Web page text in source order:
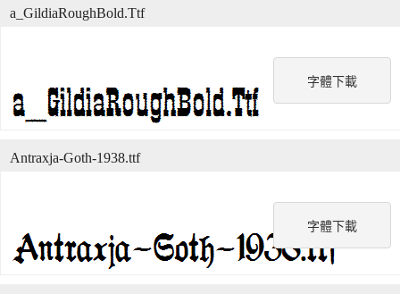
字體下載
a_GildiaRoughBold.Ttf
字體下載
Antraxja-Goth-1938.ttf